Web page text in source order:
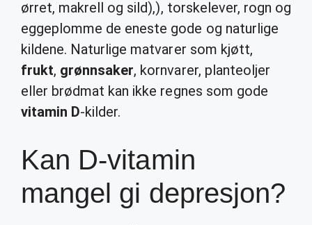
ørret, makrell og sild),), torskelever, rogn og
eggeplomme de eneste gode og naturlige
kildene. Naturlige matvarer som kjøtt,
frukt, grønnsaker, kornvarer, planteoljer
eller brødmat kan ikke regnes som gode
vitamin D-kilder.
Kan D-vitamin
mangel gi depresjon?